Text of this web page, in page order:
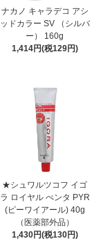
ナカノ キャラデコ アシ
ッドカラー SV （シルバ
ー） 160g
1,414円(税129円)
★シュワルツコフ イゴ
ラ ロイヤル ぺンタ PYR
(ピーワイアール) 40g
（医薬部外品）
1,430円(税130円)